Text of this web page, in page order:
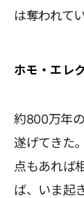
は奪われて
ホモ・エレ
約800万年
遂げてきた
点もあれば
ば、いま起